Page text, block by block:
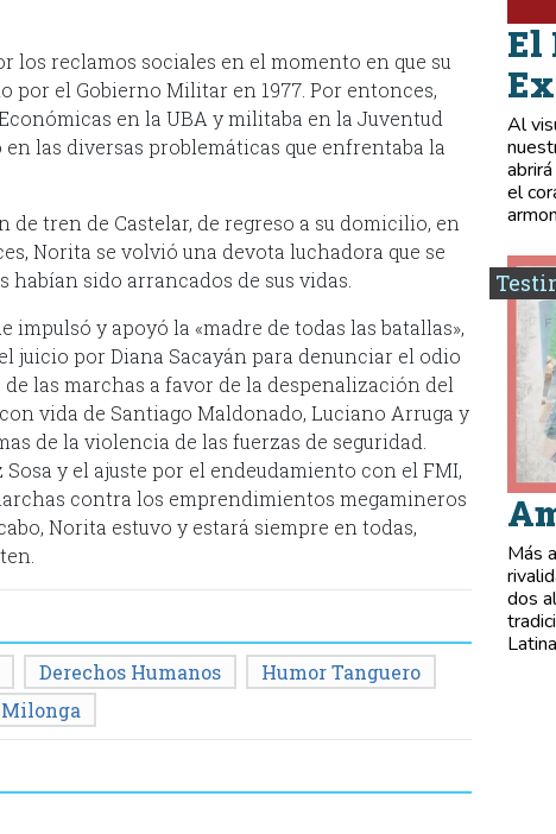
reclamos sociales en el momento en que su
por el Gobierno Militar en 1977. Por entonces,
en la UBA y militaba en la Juventud
las diversas problemáticas que enfrentaba la
de tren de Castelar, de regreso a su domicilio, en
Norita se volvió una devota luchadora que se
sido arrancados de sus vidas.
impulsó y apoyó la «madre de todas las batallas»,
juicio por Diana Sacayán para denunciar el odio
las marchas a favor de la despenalización del
vida de Santiago Maldonado, Luciano Arruga y
de la violencia de las fuerzas de seguridad.
y el ajuste por el endeudamiento con el FMI,
contra los emprendimientos megamineros
Norita estuvo y estará siempre en todas,
Derechos Humanos
Humor Tanguero
El
Al
el
Más
dos